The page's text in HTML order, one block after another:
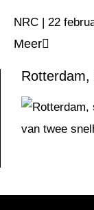
NRC | 22
Meer
Rotterdam,